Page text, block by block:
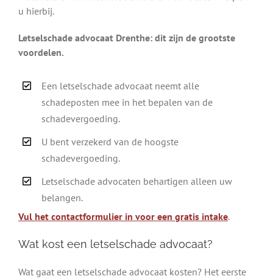
u hierbij.
Letselschade advocaat Drenthe: dit zijn de grootste
voordelen.
Een letselschade advocaat neemt alle
schadeposten mee in het bepalen van de
schadevergoeding.
U bent verzekerd van de hoogste
schadevergoeding.
Letselschade advocaten behartigen alleen uw
belangen.
Vul het contactformulier in voor een gratis intake.
Wat kost een letselschade advocaat?
Wat gaat een letselschade advocaat kosten? Het eerste